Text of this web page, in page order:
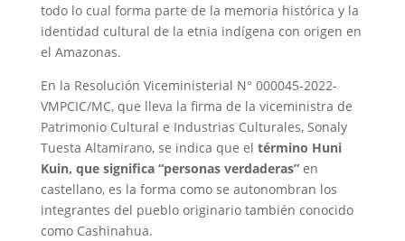
todo lo cual forma parte de la memoria histórica y la
identidad cultural de la etnia indígena con origen en
el Amazonas.
En la Resolución Viceministerial N° 000045-2022-
VMPCIC/MC, que lleva la firma de la viceministra de
Patrimonio Cultural e Industrias Culturales, Sonaly
Tuesta Altamirano, se indica que el término Huni
Kuin, que significa “personas verdaderas” en
castellano, es la forma como se autonombran los
integrantes del pueblo originario también conocido
como Cashinahua.